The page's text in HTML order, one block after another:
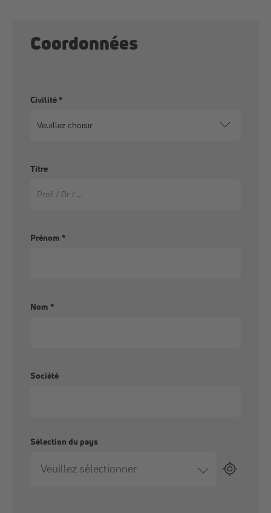
Coordonnées
Civilité*
Titre
Prénom*
Nom*
Société
Sélection du pays
Veuillez sélectionner